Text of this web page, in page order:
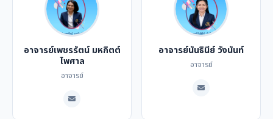
อาจารย์เพชรรัตน์ มหกิตต์
ไพศาล
อาจารย์
อาจารย์นันธินีย์ วังนันท์
อาจารย์